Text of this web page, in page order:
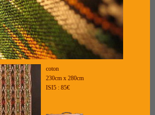
coton
230cm x 280cm
ISI5 : 85€